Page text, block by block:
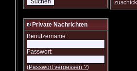
Private Nachrichten
Benutzername:
Passwort:
(Passwort vergessen ?)